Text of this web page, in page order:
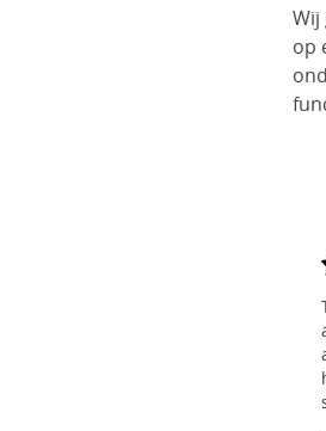
op